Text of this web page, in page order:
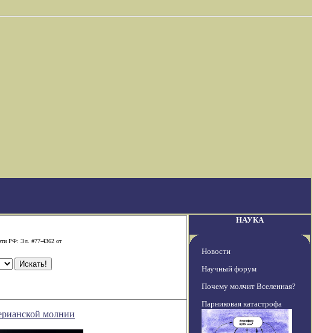
РФ: Эл. #77-4362 от
молнии
НАУКА
Новости
Научный форум
Почему молчит Вселенная?
Парниковая катастрофа